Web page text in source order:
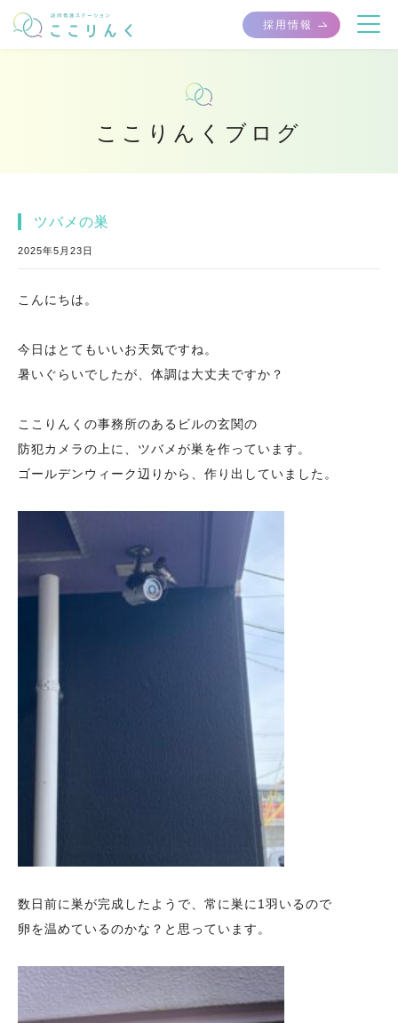
採用情報
ここりんくブログ
ツバメの巣
2025年5月23日
こんにちは。
今日はとてもいいお天気ですね。
暑いぐらいでしたが、体調は大丈夫ですか？
ここりんくの事務所のあるビルの玄関の
防犯カメラの上に、ツバメが巣を作っています。
ゴールデンウィーク辺りから、作り出していました。
数日前に巣が完成したようで、常に巣に1羽いるので
卵を温めているのかな？と思っています。